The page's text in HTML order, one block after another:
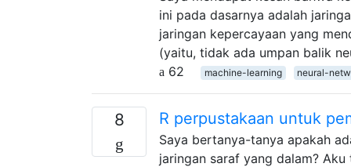
ini pada dasarnya adalah
jaringan kepercayaan yang
(yaitu, tidak ada umpan balik
62
machine-learning neural-
8 R perpustakaan untuk
Saya bertanya-tanya apakah
jaringan saraf yang dalam?